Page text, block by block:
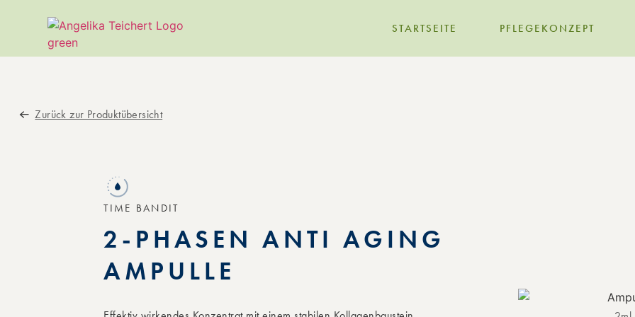
STARTSEITE PFLEGEKONZEPT
Zurück zur Produktübersicht
TIME BANDIT
2-PHASEN ANTI AGING
AMPULLE